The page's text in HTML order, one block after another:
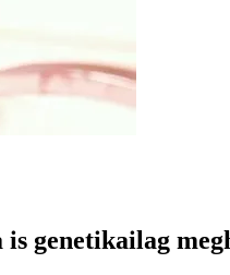
genetikailag